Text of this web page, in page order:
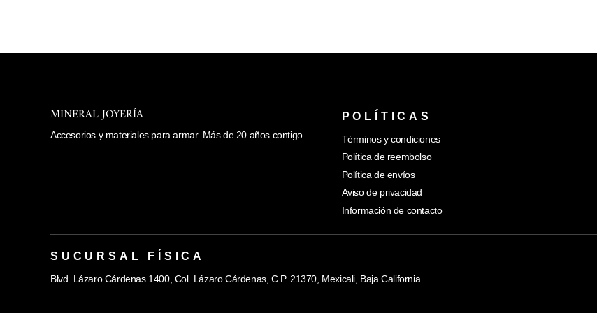
MINERAL JOYERÍA
Accesorios y materiales para armar. Más de 20 años contigo.
POLÍTICAS
Términos y condiciones
Política de reembolso
Política de envíos
Aviso de privacidad
Información de contacto
SUCURSAL FÍSICA
Blvd. Lázaro Cárdenas 1400, Col. Lázaro Cárdenas, C.P. 21370, Mexicali, Baja California.